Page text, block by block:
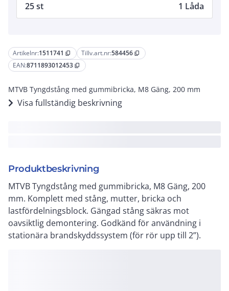
Artikelnr:1511741 content_copy Tillv.art.nr:584456 content_copy
EAN:8711893012453 content_copy
MTVB Tyngdstång med gummibricka, M8 Gäng, 200 mm
Visa fullständig beskrivning
Produktbeskrivning
MTVB Tyngdstång med gummibricka, M8 Gäng, 200
mm. Komplett med stång, mutter, bricka och
lastfördelningsblock. Gängad stång säkras mot
oavsiktlig demontering. Godkänd för användning i
stationära brandskyddssystem (för rör upp till 2”).
25 st 1 Låda